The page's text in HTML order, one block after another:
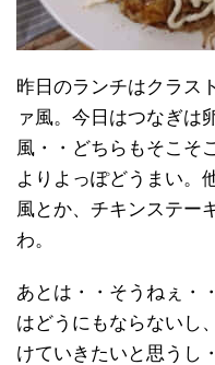
昨日のランチはクラス
ァ風。今日はつなぎは
風・・どちらもそこそ
よりよっぽどうまい。
風とか、チキンステー
わ。
あとは・・そうねぇ・
はどうにもならないし
けていきたいと思うし